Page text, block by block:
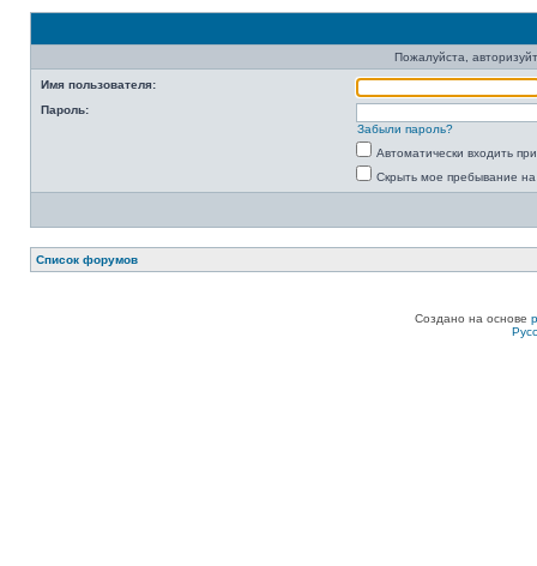
Пожалуйста,
Имя пользователя:
Пароль:
Забыли пароль?
Автоматически входить
Скрыть мое пребывание
Список форумов
Создано на основе